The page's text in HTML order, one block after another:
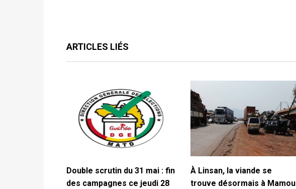
ARTICLES LIÉS
Double scrutin du 31 mai : fin
des campagnes ce jeudi 28
À Linsan, la viande se
trouve désormais à Mamou